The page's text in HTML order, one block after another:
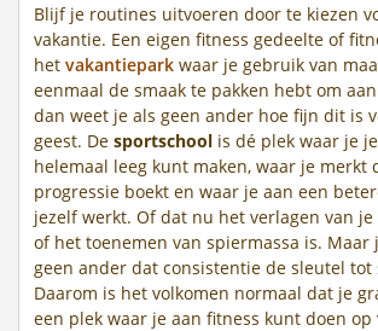
Blijf je routines uitvoeren door te kiezen
vakantie. Een eigen fitness gedeelte of
het vakantiepark waar je gebruik van
eenmaal de smaak te pakken hebt om
dan weet je als geen ander hoe fijn dit is
geest. De sportschool is dé plek waar je
helemaal leeg kunt maken, waar je merkt
progressie boekt en waar je aan een
jezelf werkt. Of dat nu het verlagen van
of het toenemen van spiermassa is. Maar
geen ander dat consistentie de sleutel tot
Daarom is het volkomen normaal dat je
een plek waar je aan fitness kunt doen op